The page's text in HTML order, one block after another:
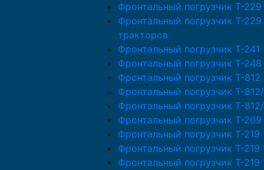
Фронтальный погрузчик Т-229
Фронтальный погрузчик T-
тракторов
Фронтальный погрузчик T-241
Фронтальный погрузчик T-248
Фронтальный погрузчик T-812
Фронтальный погрузчик T-
Фронтальный погрузчик T-
Фронтальный погрузчик T-209
Фронтальный погрузчик T-219
Фронтальный погрузчик T-219
Фронтальный погрузчик T-